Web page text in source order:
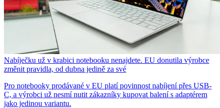
Nabíječku už v krabici notebooku nenajdete. EU donutila výrobce
změnit pravidla, od dubna jedině za své
Pro notebooky prodávané v EU platí povinnost nabíjení přes USB-
C, a výrobci už nesmí nutit zákazníky kupovat balení s adaptérem
jako jedinou variantu.